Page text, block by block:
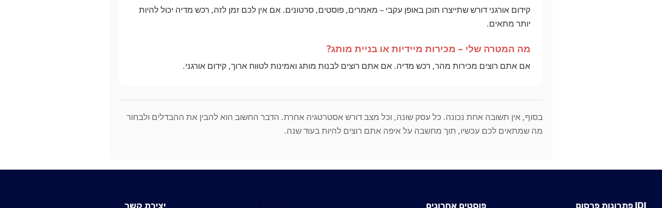
קידום אורגני דורש שתייצרו תוכן באופן עקבי – מאמרים, פוסטים, סרטונים. אם אין לכם זמן לזה, רכש מדיה יכול להיות
יותר מתאים.
מה המטרה שלי – מכירות מיידיות או בניית מותג?
אם אתם רוצים מכירות מהר, רכש מדיה. אם אתם רוצים לבנות מותג ואמינות לטווח ארוך, קידום אורגני.
בסוף, אין תשובה אחת נכונה. כל עסק שונה, וכל מצב דורש אסטרטגיה אחרת. הדבר החשוב הוא להבין את ההבדלים ולבחור
מה שמתאים לכם עכשיו, תוך מחשבה על איפה אתם רוצים להיות בעוד שנה.
IDI פתרונות פרסום פוסטים אחרונים יצירת קשר